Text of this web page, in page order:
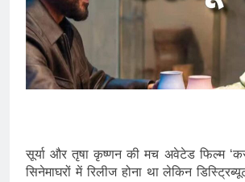
सूर्या और तृषा कृष्णन की मच अवेटेड फिल्म
सिनेमाघरों में रिलीज होना था लेकिन